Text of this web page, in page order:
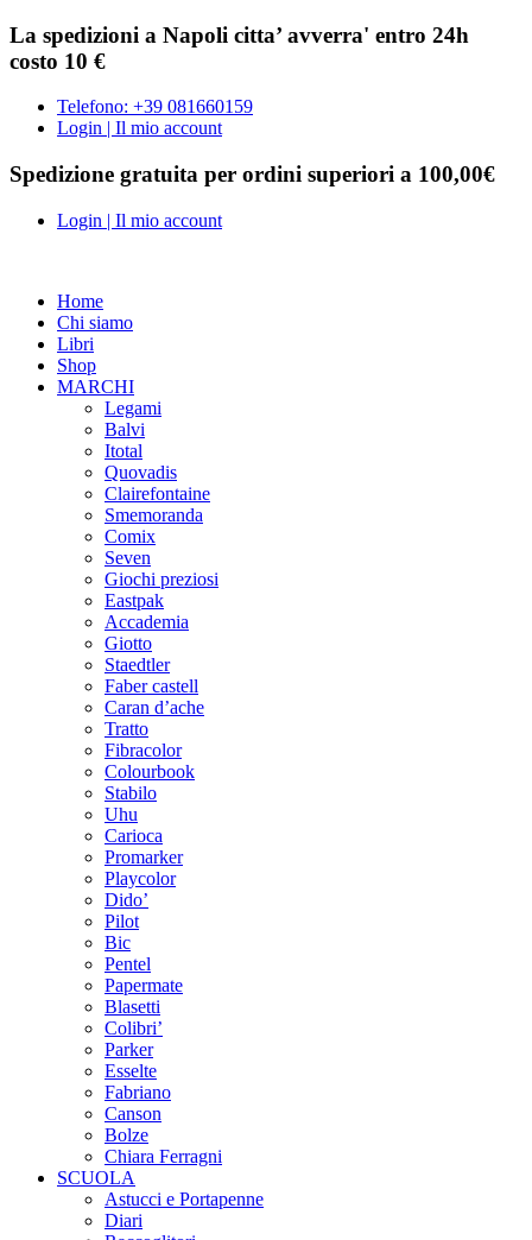
La spedizioni a Napoli citta’ avverra' entro 24h
costo 10 €
Telefono: +39 081660159
Login | Il mio account
Spedizione gratuita per ordini superiori a 100,00€
Login | Il mio account
Home
Chi siamo
Libri
Shop
MARCHI
Legami
Balvi
Itotal
Quovadis
Clairefontaine
Smemoranda
Comix
Seven
Giochi preziosi
Eastpak
Accademia
Giotto
Staedtler
Faber castell
Caran d’ache
Tratto
Fibracolor
Colourbook
Stabilo
Uhu
Carioca
Promarker
Playcolor
Dido’
Pilot
Bic
Pentel
Papermate
Blasetti
Colibri’
Parker
Esselte
Fabriano
Canson
Bolze
Chiara Ferragni
SCUOLA
Astucci e Portapenne
Diari